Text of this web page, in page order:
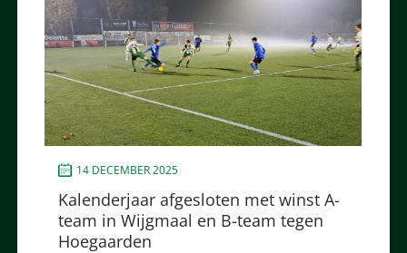
14 DECEMBER 2025
Kalenderjaar afgesloten met winst A-
team in Wijgmaal en B-team tegen
Hoegaarden